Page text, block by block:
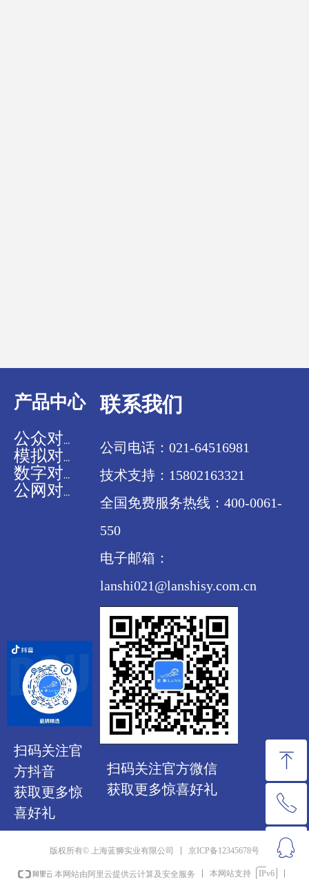
公众对讲机
模拟对讲机
数字对讲机
公网对讲机
联系我们
公司电话：021-64516981
技术支持：15802163321
全国免费服务热线：400-0061-
550
电子邮箱：
lanshi021@lanshisy.com.cn
扫码关注官
方抖音
获取更多惊
喜好礼
扫码关注官方微信
获取更多惊喜好礼
产品中心
版权所有© 上海蓝狮实业有限公司 京ICP备12345678号
本网站由阿里云提供云计算及安全服务 本网站支持 IPv6
ꁸ
回到顶部
ꂅ
ꁗ